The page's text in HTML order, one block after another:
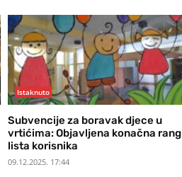
Istaknuto
Subvencije za boravak djece u
vrtićima: Objavljena konačna rang
lista korisnika
09.12.2025. 17:44